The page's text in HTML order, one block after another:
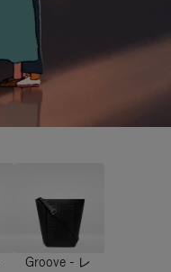
Groove - レ